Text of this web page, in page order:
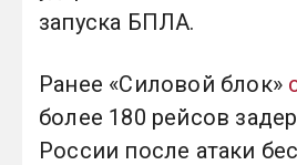
запуска БПЛА.
Ранее «Силовой блок»
более 180 рейсов
России после атаки